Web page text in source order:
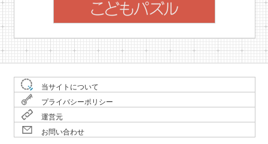
当サイトについて
プライバシーポリシー
運営元
お問い合わせ